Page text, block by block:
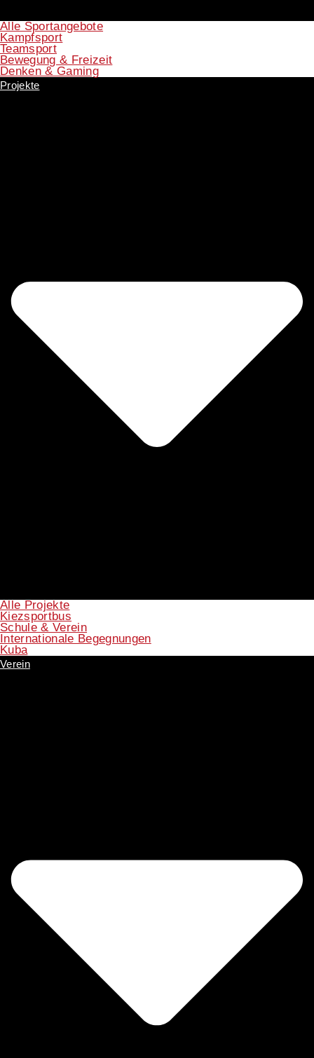
Alle Sportangebote
Kampfsport
Teamsport
Bewegung & Freizeit
Denken & Gaming
Projekte
Alle Projekte
Kiezsportbus
Schule & Verein
Internationale Begegnungen
Kuba
Verein